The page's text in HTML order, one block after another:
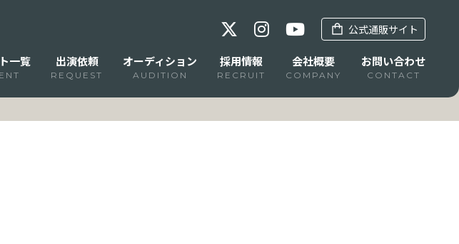
公式通販サイト
一覧 出演依頼
REQUEST
オーディション
AUDITION
採用情報
RECRUIT
会社概要
COMPANY
お問い合わせ
CONTACT